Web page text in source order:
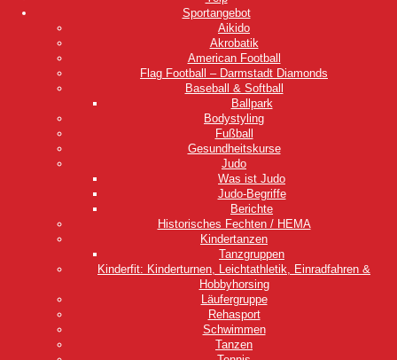
Sportangebot
Aikido
Akrobatik
American Football
Flag Football – Darmstadt Diamonds
Baseball & Softball
Ballpark
Bodystyling
Fußball
Gesundheitskurse
Judo
Was ist Judo
Judo-Begriffe
Berichte
Historisches Fechten / HEMA
Kindertanzen
Tanzgruppen
Kinderfit: Kinderturnen, Leichtathletik, Einradfahren &
Hobbyhorsing
Läufergruppe
Rehasport
Schwimmen
Tanzen